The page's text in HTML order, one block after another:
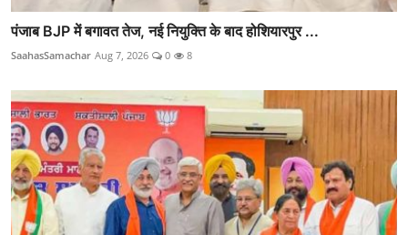
पंजाब BJP में बगावत तेज, नई नियुक्ति के बाद होशियारपुर ...
SaahasSamachar Aug 7, 2026 0 8